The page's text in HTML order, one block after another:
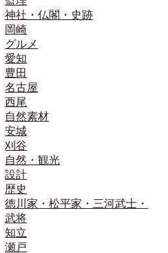
神社・仏閣・史跡
岡崎
グルメ
愛知
豊田
名古屋
西尾
自然素材
安城
刈谷
自然・観光
設計
歴史
徳川家・松平家・三河武士・
武将
知立
瀬戸